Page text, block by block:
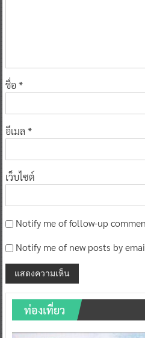
ชื่อ *
อีเมล *
เว็บไซต์
Notify me of follow-up
Notify me of new posts by
ท่องเที่ยว